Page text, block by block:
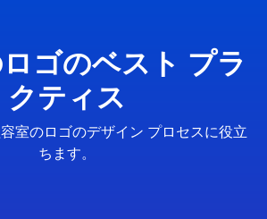
ゴのベスト プラ
クティス
室のロゴのデザイン プロセスに役立
ちます。